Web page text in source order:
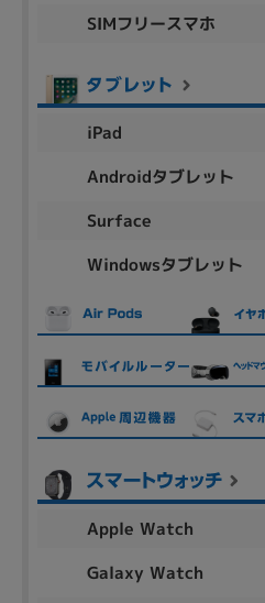
SIMフリースマホ
iPad
Androidタブレット
Surface
Windowsタブレット
Apple Watch
Galaxy Watch
Win 11 Win 10
~
各項目のチェックボックスは「or検索」となります。
ただし機能別のみ「and検索」となります。